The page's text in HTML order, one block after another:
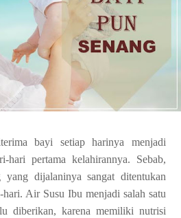
bayi setiap harinya menjadi
hari pertama kelahirannya. Sebab,
yang dijalaninya sangat ditentukan
hari. Air Susu Ibu menjadi salah satu
diberikan, karena memiliki nutrisi